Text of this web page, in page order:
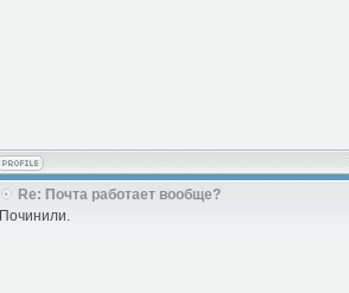
Re: Почта работает вообще?
Починили.